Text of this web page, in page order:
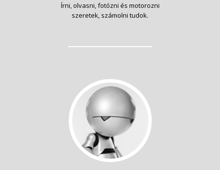
Írni, olvasni, fotózni és motorozni
szeretek, számolni tudok.